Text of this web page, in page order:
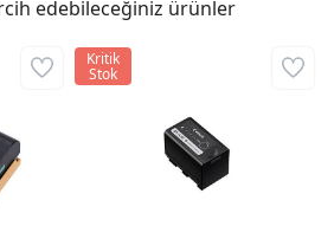
edebileceğiniz ürünler
Kritik
Stok